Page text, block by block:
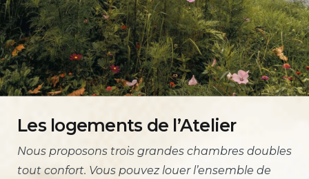
Les logements de l’Atelier
Nous proposons trois grandes chambres doubles
tout confort. Vous pouvez louer l’ensemble de